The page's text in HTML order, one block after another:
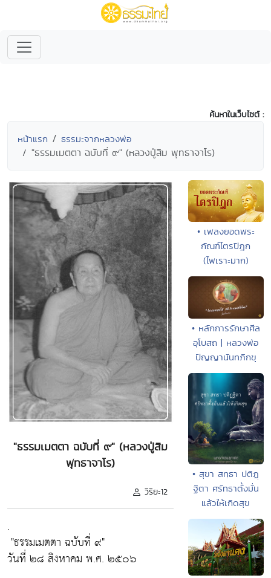
ค้นหาในเว็บไซต์ :
หน้าแรก ธรรมะจากหลวงพ่อ
"ธรรมเมตตา ฉบับที่ ๙" (หลวงปู่สิม พุทธาจาโร)
"ธรรมเมตตา ฉบับที่ ๙" (หลวงปู่สิม
พุทธาจาโร)
วิริยะ12
.
"ธรรมเมตตา ฉบับที่ ๙"
วันที่ ๒๘ สิงหาคม พ.ศ. ๒๕๐๖
• เพลงยอดพระ
กัณฑ์ไตรปิฎก
(ไพเราะมาก)
• หลักการรักษาศีล
อุโบสถ | หลวงพ่อ
ปัญญานันทภิกขุ
• สุขา สทฺธา ปติฏฺ
ฐิตา ศรัทธาตั้งมั่น
แล้วให้เกิดสุข